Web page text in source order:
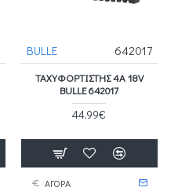
BULLE 642017
ΤΑΧΥΦΟΡΤΙΣΤΗΣ 4A 18V
BULLE 642017
44,99€
ΑΓΟΡΑ